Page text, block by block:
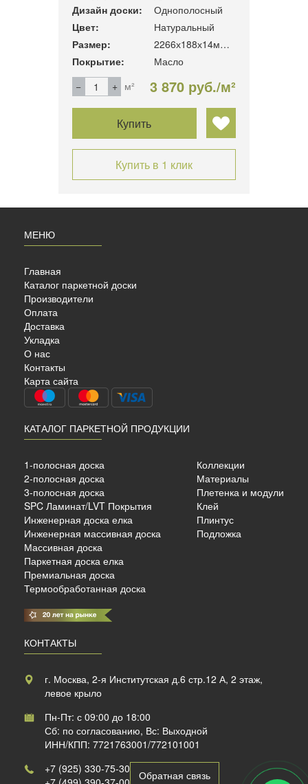
Дизайн доски:
Однополосный
Цвет:
Натуральный
Размер:
2266х188х14мм. 3.41м2/уп
Покрытие:
Масло
м²
3 870 руб./м²
Купить
Купить в 1 клик
м²
МЕНЮ
Главная
Каталог паркетной доски
Производители
Оплата
Доставка
Укладка
О нас
Контакты
Карта сайта
КАТАЛОГ ПАРКЕТНОЙ ПРОДУКЦИИ
1-полосная доска
2-полосная доска
3-полосная доска
SPC Ламинат/LVT Покрытия
Инженерная доска елка
Инженерная массивная доска
Массивная доска
Паркетная доска елка
Премиальная доска
Термообработанная доска
Коллекции
Материалы
Плетенка и модули
Клей
Плинтус
Подложка
КОНТАКТЫ
г. Москва, 2-я Институтская д.6 стр.12 А, 2 этаж,
левое крыло
Пн-Пт: с 09:00 до 18:00
Сб: по согласованию, Вс: Выходной
ИНН/КПП: 7721763001/772101001
+7 (925) 330-75-30
Обратная связь